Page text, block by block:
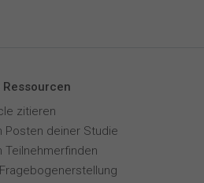
zitieren
Posten deiner Studie
Teilnehmerfinden